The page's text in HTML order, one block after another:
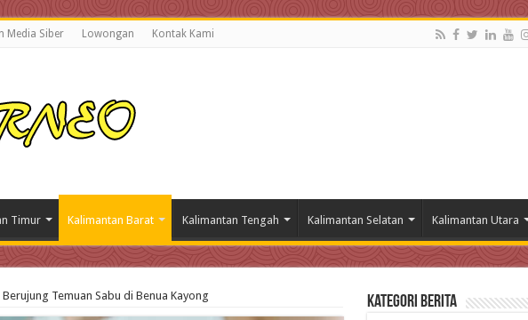
Media Siber Lowongan Kontak Kami
Timur Kalimantan Barat Kalimantan Tengah Kalimantan Selatan Kalimantan Utara
Temuan Sabu di Benua Kayong Kategori Berita